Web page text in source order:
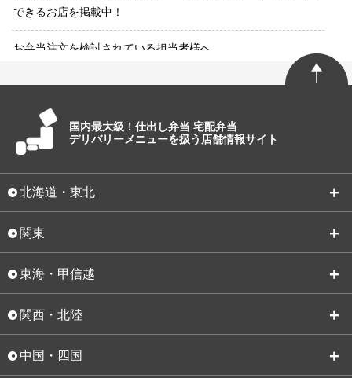
できるお店を掲載中！
お弁当注文を検討されている担当者様へ
国内最大級！仕出し弁当 宅配弁当
デリバリーメニューを扱う店舗情報サイト
北海道・東北
関東
東海・甲信越
関西・北陸
中国・四国